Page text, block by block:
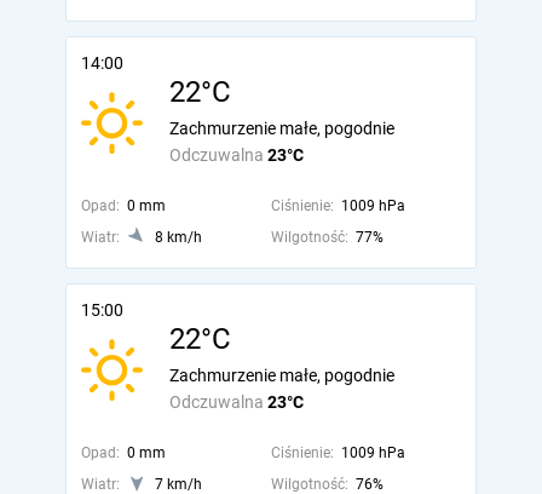
14:00
22°C
Odczuwalna 23°C
Zachmurzenie małe, pogodnie
Opad: 0 mm Ciśnienie: 1009 hPa
Wiatr:
8 km/h Wilgotność: 77%
15:00
22°C
Odczuwalna 23°C
Zachmurzenie małe, pogodnie
Opad: 0 mm Ciśnienie: 1009 hPa
Wiatr:
7 km/h Wilgotność: 76%